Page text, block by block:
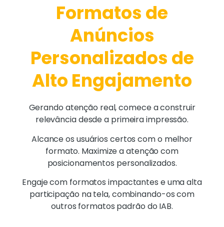
Formatos de
Anúncios
Personalizados de
Alto Engajamento
Gerando atenção real, comece a construir
relevância desde a primeira impressão.
Alcance os usuários certos com o melhor
formato. Maximize a atenção com
posicionamentos personalizados.
Engaje com formatos impactantes e uma alta
participação na tela, combinando-os com
outros formatos padrão do IAB.